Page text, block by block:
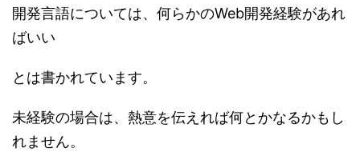
開発言語については、何らかのWeb開発経験があれ
ばいい
とは書かれています。
未経験の場合は、熱意を伝えれば何とかなるかもし
れません。